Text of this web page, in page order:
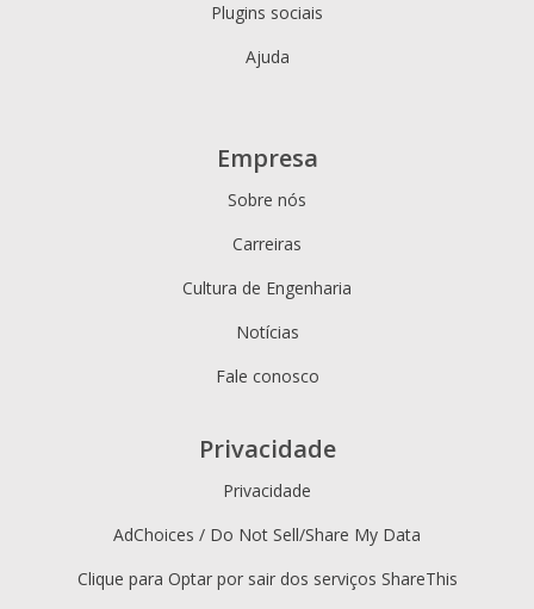
Plugins sociais
Ajuda
Empresa
Sobre nós
Carreiras
Cultura de Engenharia
Notícias
Fale conosco
Privacidade
Privacidade
AdChoices / Do Not Sell/Share My Data
Clique para Optar por sair dos serviços ShareThis